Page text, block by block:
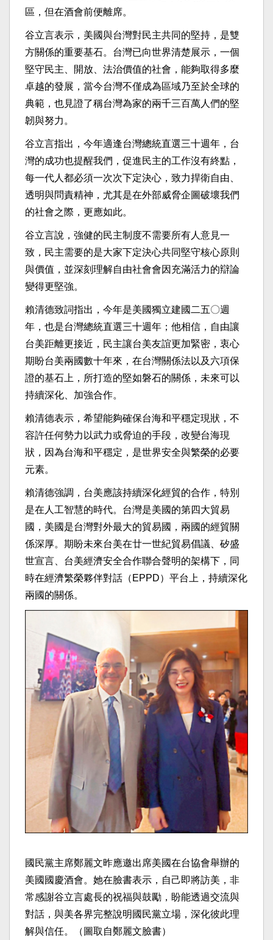
區，但在酒會前便離席。
谷立言表示，美國與台灣對民主共同的堅持，是雙
方關係的重要基石。台灣已向世界清楚展示，一個
堅守民主、開放、法治價值的社會，能夠取得多麼
卓越的發展，當今台灣不僅成為區域乃至於全球的
典範，也見證了稱台灣為家的兩千三百萬人們的堅
韌與努力。
谷立言指出，今年適逢台灣總統直選三十週年，台
灣的成功也提醒我們，促進民主的工作沒有終點，
每一代人都必須一次次下定決心，致力捍衛自由、
透明與問責精神，尤其是在外部威脅企圖破壞我們
的社會之際，更應如此。
谷立言說，強健的民主制度不需要所有人意見一
致，民主需要的是大家下定決心共同堅守核心原則
與價值，並深刻理解自由社會會因充滿活力的辯論
變得更堅強。
賴清德致詞指出，今年是美國獨立建國二五〇週
年，也是台灣總統直選三十週年；他相信，自由讓
台美距離更接近，民主讓台美友誼更加緊密，衷心
期盼台美兩國數十年來，在台灣關係法以及六項保
證的基石上，所打造的堅如磐石的關係，未來可以
持續深化、加強合作。
賴清德表示，希望能夠確保台海和平穩定現狀，不
容許任何勢力以武力或脅迫的手段，改變台海現
狀，因為台海和平穩定，是世界安全與繁榮的必要
元素。
賴清德強調，台美應該持續深化經貿的合作，特別
是在人工智慧的時代。台灣是美國的第四大貿易
國，美國是台灣對外最大的貿易國，兩國的經貿關
係深厚。期盼未來台美在廿一世紀貿易倡議、矽盛
世宣言、台美經濟安全合作聯合聲明的架構下，同
時在經濟繁榮夥伴對話（EPPD）平台上，持續深化
兩國的關係。
國民黨主席鄭麗文昨應邀出席美國在台協會舉辦的
美國國慶酒會。她在臉書表示，自己即將訪美，非
常感謝谷立言處長的祝福與鼓勵，盼能透過交流與
對話，與美各界完整說明國民黨立場，深化彼此理
解與信任。（圖取自鄭麗文臉書）